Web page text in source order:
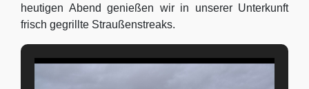
heutigen Abend genießen wir in unserer Unterkunft
frisch gegrillte Straußenstreaks.